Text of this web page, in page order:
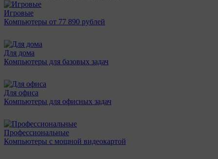
Игровые
Компьютеры от 77 890 рублей
Для дома
Компьютеры для базовых задач
Для офиса
Компьютеры для офисных задач
Профессиональные
Компьютеры с мощной видеокартой